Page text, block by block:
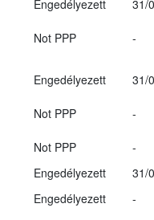
Engedélyezett
31/
Not PPP -
Engedélyezett
31/
Not PPP
-
Not PPP
-
Engedélyezett
31/
Engedélyezett
-